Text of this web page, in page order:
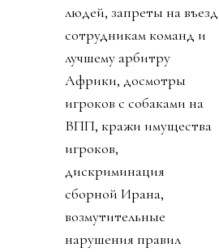
людей, запреты на въезд
сотрудникам команд и
лучшему арбитру
Африки, досмотры
игроков с собаками на
ВПП, кражи имущества
игроков,
дискриминация
сборной Ирана,
возмутительные
нарушения правил